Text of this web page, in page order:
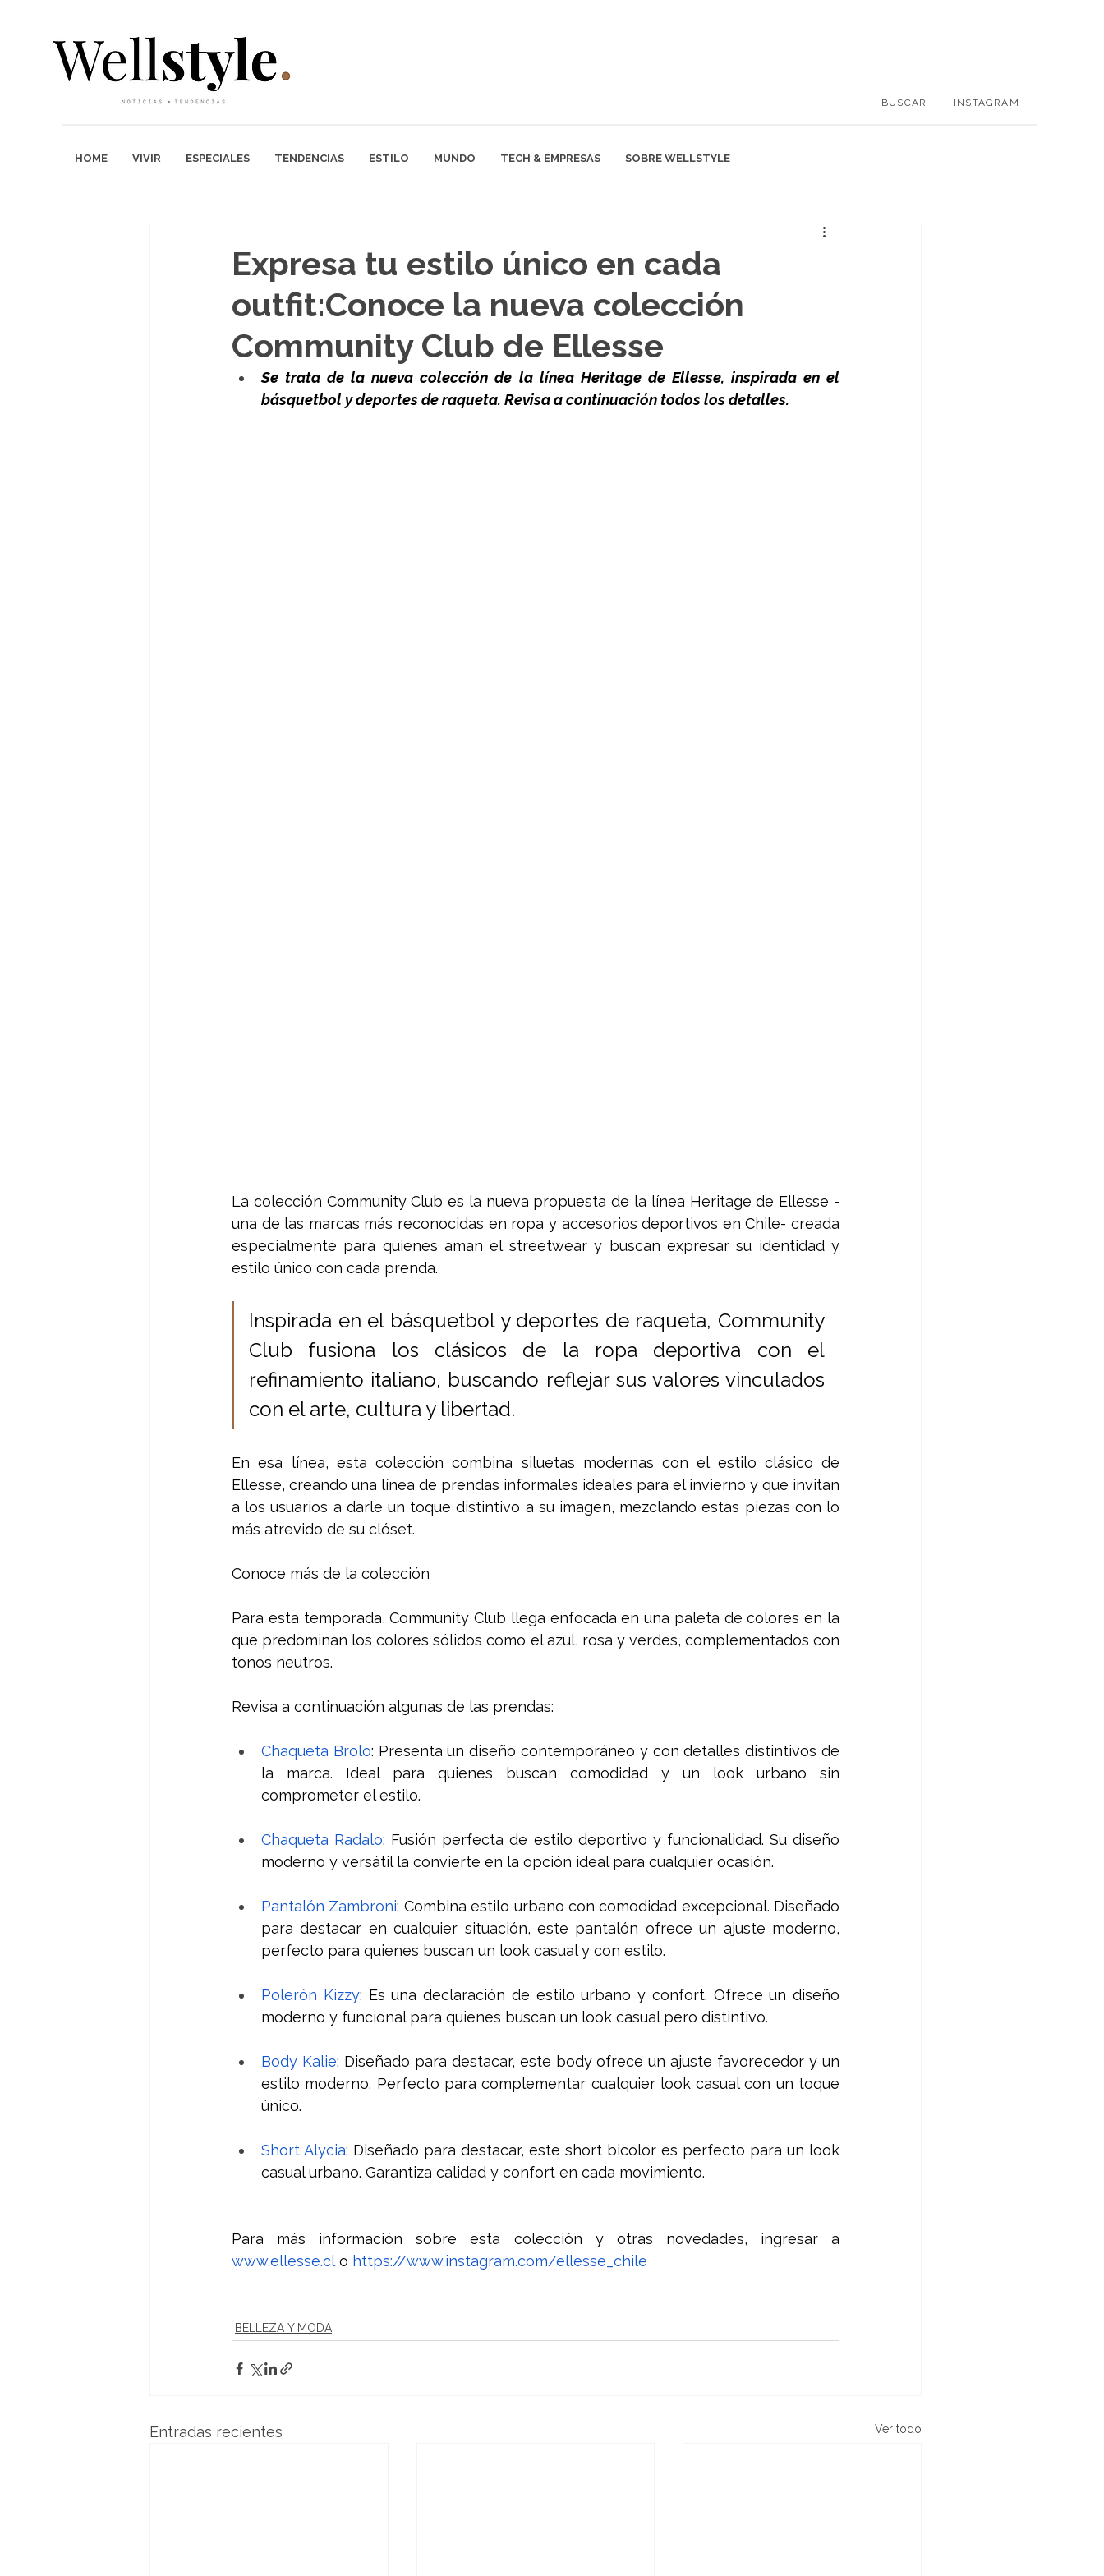
BUSCAR INSTAGRAM
HOME VIVIR ESPECIALES TENDENCIAS ESTILO MUNDO TECH & EMPRESAS SOBRE WELLSTYLE
Expresa tu estilo único en cada
outfit:Conoce la nueva colección
Community Club de Ellesse
Se trata de la nueva colección de la línea Heritage de Ellesse, inspirada en el
básquetbol y deportes de raqueta. Revisa a continuación todos los detalles.
La colección Community Club es la nueva propuesta de la línea Heritage de Ellesse -
una de las marcas más reconocidas en ropa y accesorios deportivos en Chile- creada
especialmente para quienes aman el streetwear y buscan expresar su identidad y
estilo único con cada prenda.
Inspirada en el básquetbol y deportes de raqueta, Community
Club fusiona los clásicos de la ropa deportiva con el
refinamiento italiano, buscando reflejar sus valores vinculados
con el arte, cultura y libertad.
En esa línea, esta colección combina siluetas modernas con el estilo clásico de
Ellesse, creando una línea de prendas informales ideales para el invierno y que invitan
a los usuarios a darle un toque distintivo a su imagen, mezclando estas piezas con lo
más atrevido de su clóset.
Conoce más de la colección
Para esta temporada, Community Club llega enfocada en una paleta de colores en la
que predominan los colores sólidos como el azul, rosa y verdes, complementados con
tonos neutros.
Revisa a continuación algunas de las prendas:
Chaqueta Brolo: Presenta un diseño contemporáneo y con detalles distintivos de
la marca. Ideal para quienes buscan comodidad y un look urbano sin
comprometer el estilo.
Chaqueta Radalo: Fusión perfecta de estilo deportivo y funcionalidad. Su diseño
moderno y versátil la convierte en la opción ideal para cualquier ocasión.
Pantalón Zambroni: Combina estilo urbano con comodidad excepcional. Diseñado
para destacar en cualquier situación, este pantalón ofrece un ajuste moderno,
perfecto para quienes buscan un look casual y con estilo.
Polerón Kizzy: Es una declaración de estilo urbano y confort. Ofrece un diseño
moderno y funcional para quienes buscan un look casual pero distintivo.
Body Kalie: Diseñado para destacar, este body ofrece un ajuste favorecedor y un
estilo moderno. Perfecto para complementar cualquier look casual con un toque
único.
Short Alycia: Diseñado para destacar, este short bicolor es perfecto para un look
casual urbano. Garantiza calidad y confort en cada movimiento.
www.ellesse.cl o https://www.instagram.com/ellesse_chile
BELLEZA Y MODA
Entradas recientes Ver todo